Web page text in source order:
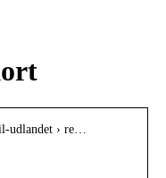
udlandet › re…